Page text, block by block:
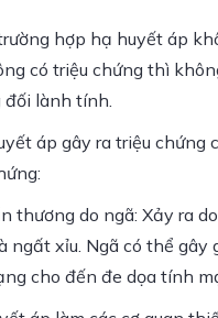
hợp hạ huyết áp
có triệu chứng thì
đối lành tính.
áp gây ra triệu chứng
thương do ngã: Xảy ra
ngất xỉu. Ngã có thể gây
cho đến đe dọa tính